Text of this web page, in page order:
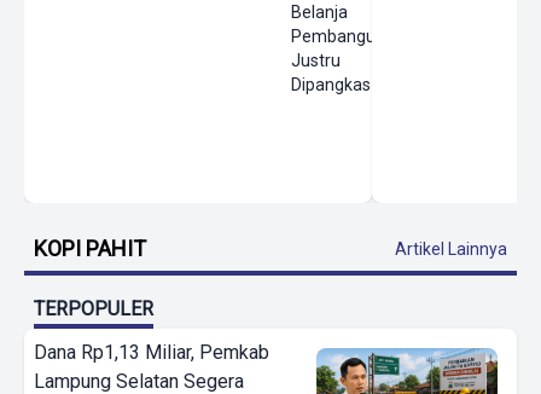
Belanja
Pembangunan
Justru
Dipangkas
KOPI PAHIT Artikel Lainnya
TERPOPULER
Dana Rp1,13 Miliar, Pemkab
Lampung Selatan Segera